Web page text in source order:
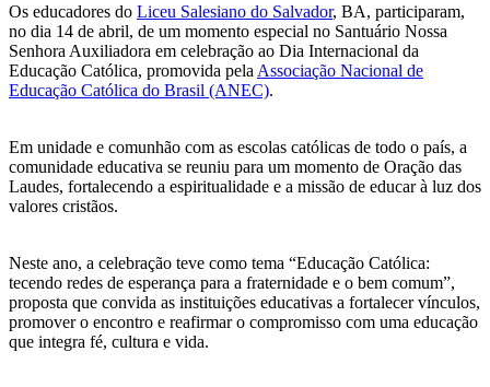
Os educadores do Liceu Salesiano do Salvador, BA, participaram,
no dia 14 de abril, de um momento especial no Santuário Nossa
Senhora Auxiliadora em celebração ao Dia Internacional da
Educação Católica, promovida pela Associação Nacional de
Educação Católica do Brasil (ANEC).
Em unidade e comunhão com as escolas católicas de todo o país, a
comunidade educativa se reuniu para um momento de Oração das
Laudes, fortalecendo a espiritualidade e a missão de educar à luz dos
valores cristãos.
Neste ano, a celebração teve como tema “Educação Católica:
tecendo redes de esperança para a fraternidade e o bem comum”,
proposta que convida as instituições educativas a fortalecer vínculos,
promover o encontro e reafirmar o compromisso com uma educação
que integra fé, cultura e vida.